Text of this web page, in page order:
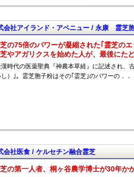
会社アイランド・アベニュー / 永康 霊芝
の75倍のパワーが凝縮された｢霊芝のエ
やアガリクスを始めた人が、最後にた
時代の医薬聖典『神農本草経』に記述され、
し）｣。霊芝胞子粉はその｢霊芝｣のパワーの．．
会社医食 / ケルセチン融合霊芝
の第一人者、桐ヶ谷農学博士が30年か